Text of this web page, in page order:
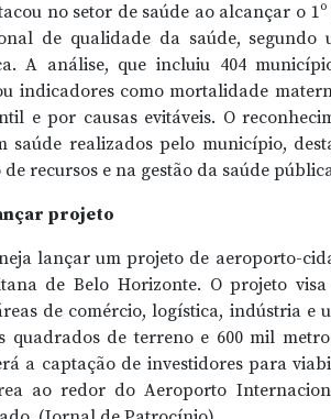
no setor de saúde ao alcançar o
de qualidade da saúde, segundo
A análise, que incluiu 404
indicadores como mortalidade
e por causas evitáveis. O
saúde realizados pelo município,
de recursos e na gestão da saúde
projeto
lançar um projeto de aeroporto-
de Belo Horizonte. O projeto
de comércio, logística, indústria e
quadrados de terreno e 600 mil
a captação de investidores para
ao redor do Aeroporto